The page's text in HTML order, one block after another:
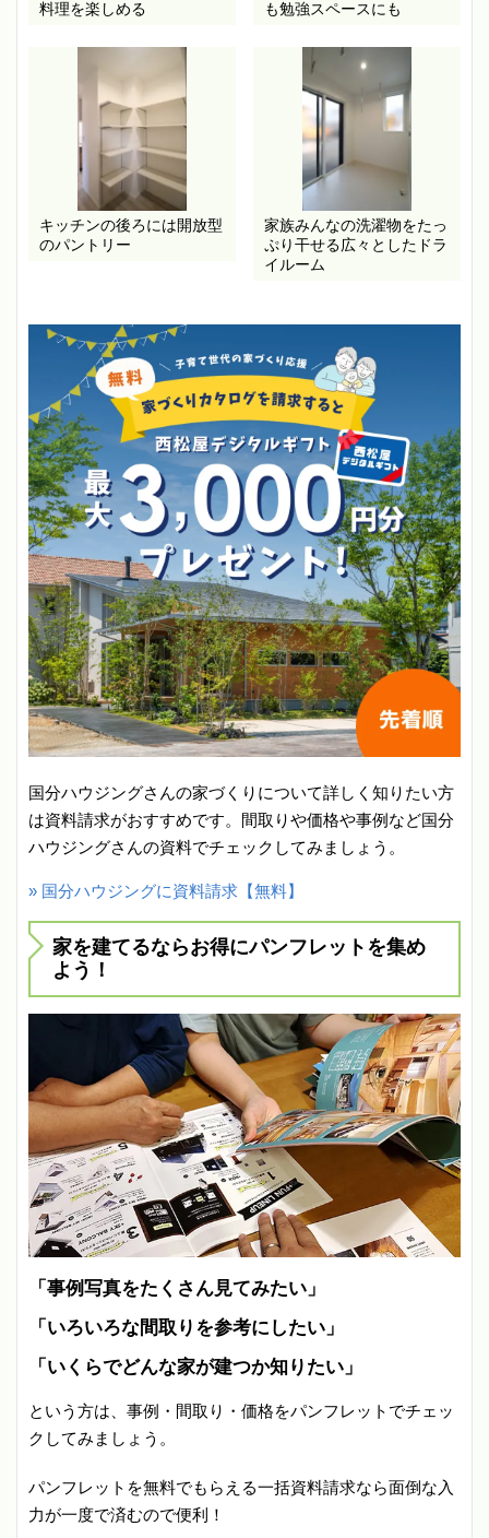
料理を楽しめる
も勉強スペースにも
キッチンの後ろには開放型
のパントリー
家族みんなの洗濯物をたっ
ぷり干せる広々としたドラ
イルーム
国分ハウジングさんの家づくりについて詳しく知りたい方
は資料請求がおすすめです。間取りや価格や事例など国分
ハウジングさんの資料でチェックしてみましょう。
» 国分ハウジングに資料請求【無料】
家を建てるならお得にパンフレットを集め
よう！
「事例写真をたくさん見てみたい」
「いろいろな間取りを参考にしたい」
「いくらでどんな家が建つか知りたい」
という方は、事例・間取り・価格をパンフレットでチェッ
クしてみましょう。
パンフレットを無料でもらえる一括資料請求なら面倒な入
力が一度で済むので便利！